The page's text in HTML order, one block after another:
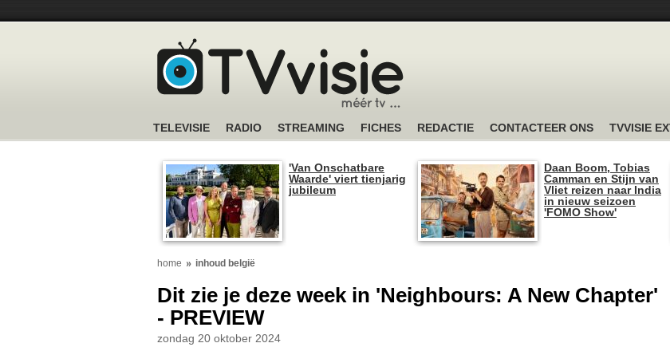
TELEVISIE RADIO STREAMING FICHES REDACTIE CONTACTEER ONS TVVISIE
'Van Onschatbare
Waarde' viert tienjarig
jubileum
Daan Boom, Tobias
Camman en Stijn van
Vliet reizen naar India
in nieuw seizoen
'FOMO Show'
home inhoud belgië
Dit zie je deze week in 'Neighbours: A New Chapter'
- PREVIEW
zondag 20 oktober 2024